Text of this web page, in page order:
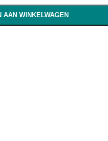
AAN WINKELWAGEN